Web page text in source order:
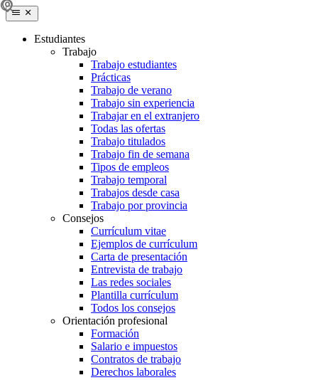
Estudiantes
Trabajo
Trabajo estudiantes
Prácticas
Trabajo de verano
Trabajo sin experiencia
Trabajar en el extranjero
Todas las ofertas
Trabajo titulados
Trabajo fin de semana
Tipos de empleos
Trabajo temporal
Trabajos desde casa
Trabajo por provincia
Consejos
Currículum vitae
Ejemplos de currículum
Carta de presentación
Entrevista de trabajo
Las redes sociales
Plantilla currículum
Todos los consejos
Orientación profesional
Formación
Salario e impuestos
Contratos de trabajo
Derechos laborales